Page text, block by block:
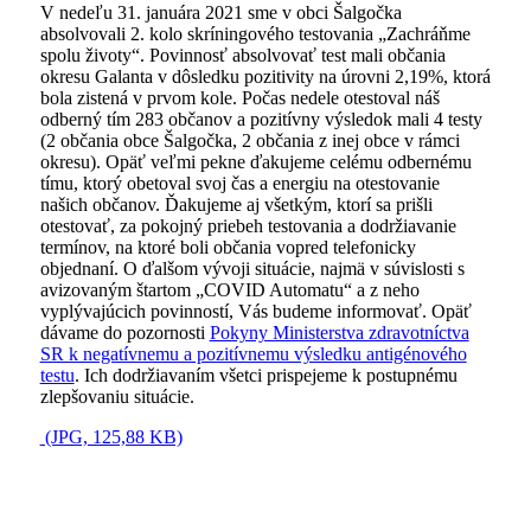
V nedeľu 31. januára 2021 sme v obci Šalgočka
absolvovali 2. kolo skríningového testovania „Zachráňme
spolu životy“. Povinnosť absolvovať test mali občania
okresu Galanta v dôsledku pozitivity na úrovni 2,19%, ktorá
bola zistená v prvom kole. Počas nedele otestoval náš
odberný tím 283 občanov a pozitívny výsledok mali 4 testy
(2 občania obce Šalgočka, 2 občania z inej obce v rámci
okresu). Opäť veľmi pekne ďakujeme celému odbernému
tímu, ktorý obetoval svoj čas a energiu na otestovanie
našich občanov. Ďakujeme aj všetkým, ktorí sa prišli
otestovať, za pokojný priebeh testovania a dodržiavanie
termínov, na ktoré boli občania vopred telefonicky
objednaní. O ďalšom vývoji situácie, najmä v súvislosti s
avizovaným štartom „COVID Automatu“ a z neho
vyplývajúcich povinností, Vás budeme informovať. Opäť
dávame do pozornosti Pokyny Ministerstva zdravotníctva
SR k negatívnemu a pozitívnemu výsledku antigénového
testu. Ich dodržiavaním všetci prispejeme k postupnému
zlepšovaniu situácie.
(JPG, 125,88 KB)